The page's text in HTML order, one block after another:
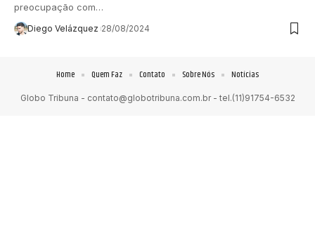
preocupação com…
Diego Velázquez 28/08/2024
Globo Tribuna - contato@globotribuna.com.br- tel.(11)91754-6532
Home Quem Faz Contato Sobre Nós Notícias